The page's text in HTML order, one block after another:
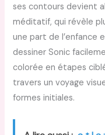
ses contours devient
méditatif, qui révèle
une part de l’enfance
dessiner Sonic
colorée en étapes
travers un voyage
formes initiales.